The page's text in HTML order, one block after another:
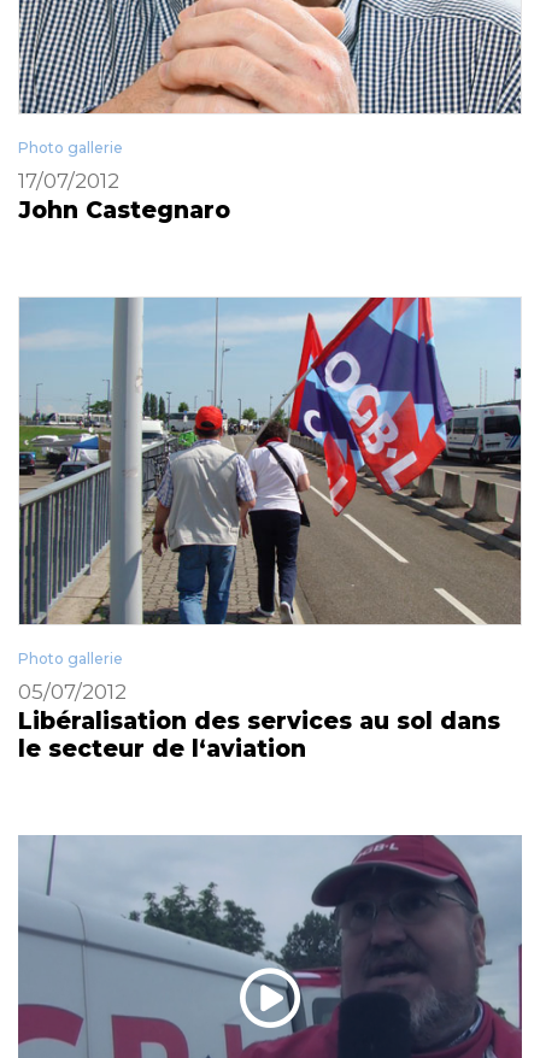
Photo gallerie
17/07/2012
John Castegnaro
Photo gallerie
05/07/2012
Libéralisation des services au sol dans
le secteur de l‘aviation